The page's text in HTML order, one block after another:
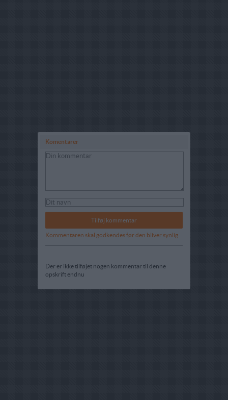
Komentarer
Kommentaren skal godkendes før den bliver synlig
Der er ikke tilføjet nogen kommentar til denne
opskrift endnu